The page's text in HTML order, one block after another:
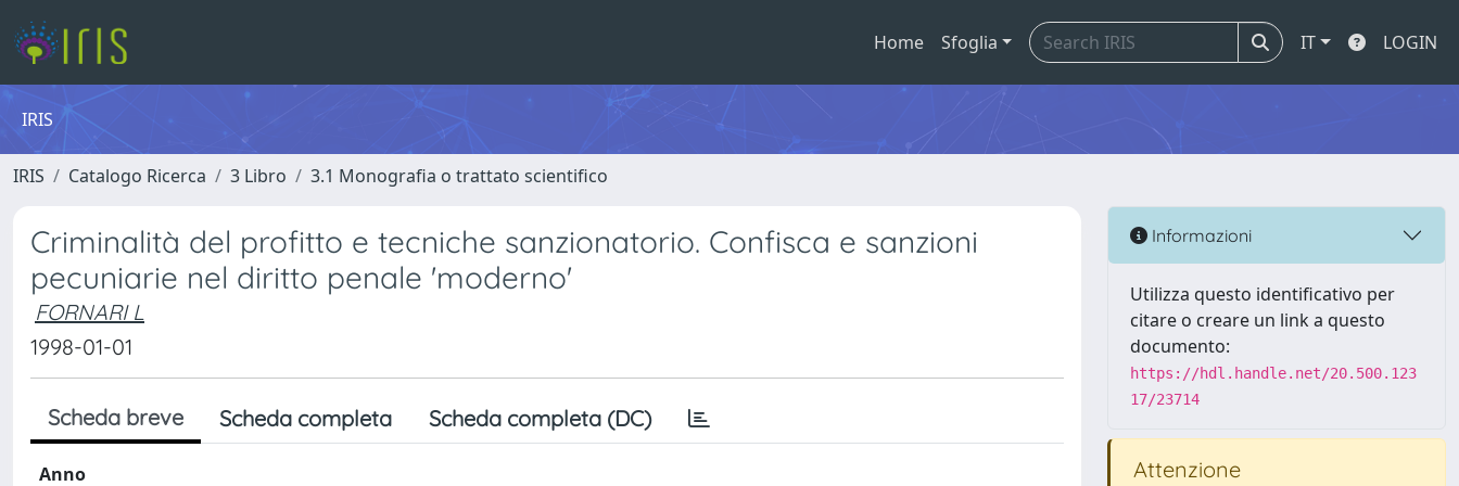
Home Sfoglia IT LOGIN
IRIS
IRIS Catalogo Ricerca 3 Libro 3.1 Monografia o trattato scientifico
Criminalità del profitto e tecniche sanzionatorio. Confisca e sanzioni
pecuniarie nel diritto penale 'moderno'
FORNARI L
1998-01-01
Scheda breve Scheda completa Scheda completa (DC)
Anno
Informazioni
Utilizza questo identificativo per
citare o creare un link a questo
documento:
https://hdl.handle.net/20.500.123
17/23714
Attenzione